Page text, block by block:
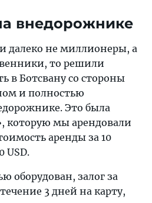
внедорожнике
далеко не миллионеры, а
то решили
в Ботсвану со стороны
и полностью
Это была
которую мы арендовали
аренды за 10
USD.
оборудован, залог за
3 дней на карту,